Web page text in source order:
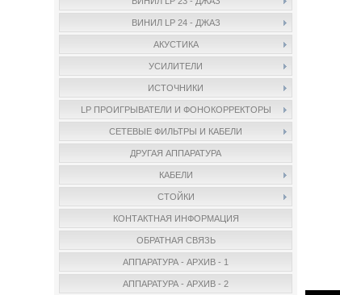
ВИНИЛ LP 24 - ДЖАЗ
АКУСТИКА
УСИЛИТЕЛИ
ИСТОЧНИКИ
LP ПРОИГРЫВАТЕЛИ И ФОНОКОРРЕКТОРЫ
СЕТЕВЫЕ ФИЛЬТРЫ И КАБЕЛИ
ДРУГАЯ АППАРАТУРА
КАБЕЛИ
СТОЙКИ
КОНТАКТНАЯ ИНФОРМАЦИЯ
ОБРАТНАЯ СВЯЗЬ
АППАРАТУРА - АРХИВ - 1
АППАРАТУРА - АРХИВ - 2